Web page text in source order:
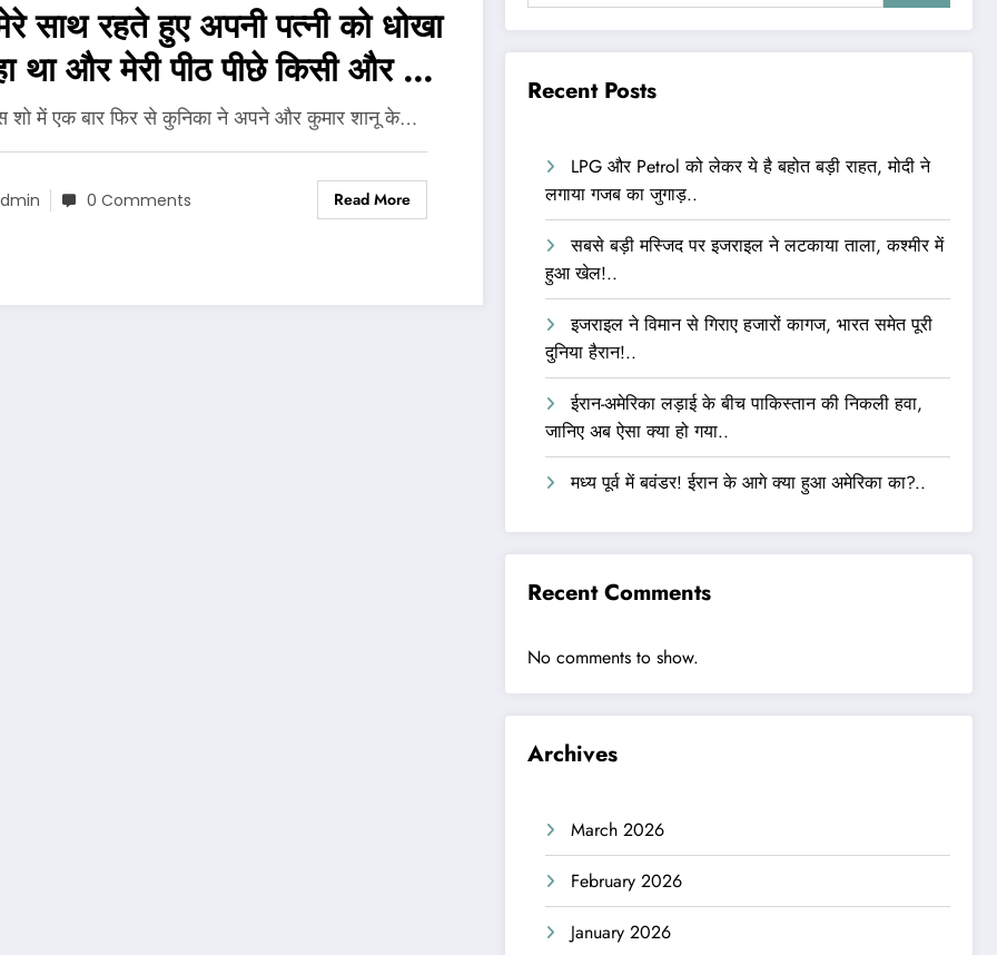
साथ रहते हुए अपनी पत्नी को धोखा
था और मेरी पीठ पीछे किसी और के
कर रहा था..
शो में एक बार फिर से कुनिका ने अपने और कुमार शानू के…
0 Comments Read More
Recent Posts
LPG और Petrol को लेकर ये है बहोत बड़ी राहत, मोदी ने
लगाया गजब का जुगाड़..
सबसे बड़ी मस्जिद पर इजराइल ने लटकाया ताला, कश्मीर में
हुआ खेल!..
इजराइल ने विमान से गिराए हजारों कागज, भारत समेत पूरी
दुनिया हैरान!..
ईरान-अमेरिका लड़ाई के बीच पाकिस्तान की निकली हवा,
जानिए अब ऐसा क्या हो गया..
मध्य पूर्व में बवंडर! ईरान के आगे क्या हुआ अमेरिका का?..
Recent Comments
No comments to show.
Archives
March 2026
February 2026
January 2026